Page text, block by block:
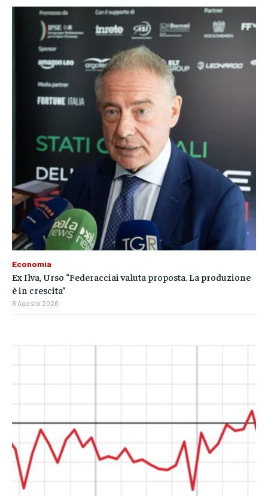
Economia
Ex Ilva, Urso “Federacciai valuta proposta. La produzione
è in crescita”
8 Agosto 2026